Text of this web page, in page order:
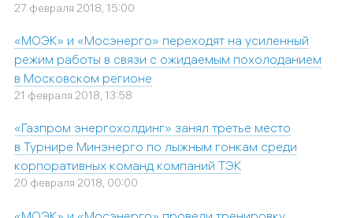
27 февраля 2018, 15:00
«МОЭК» и «Мосэнерго» переходят на усиленный
режим работы в связи с ожидаемым похолоданием
в Московском регионе
21 февраля 2018, 13:58
«Газпром энергохолдинг» занял третье место
в Турнире Минэнерго по лыжным гонкам среди
корпоративных команд компаний ТЭК
20 февраля 2018, 00:00